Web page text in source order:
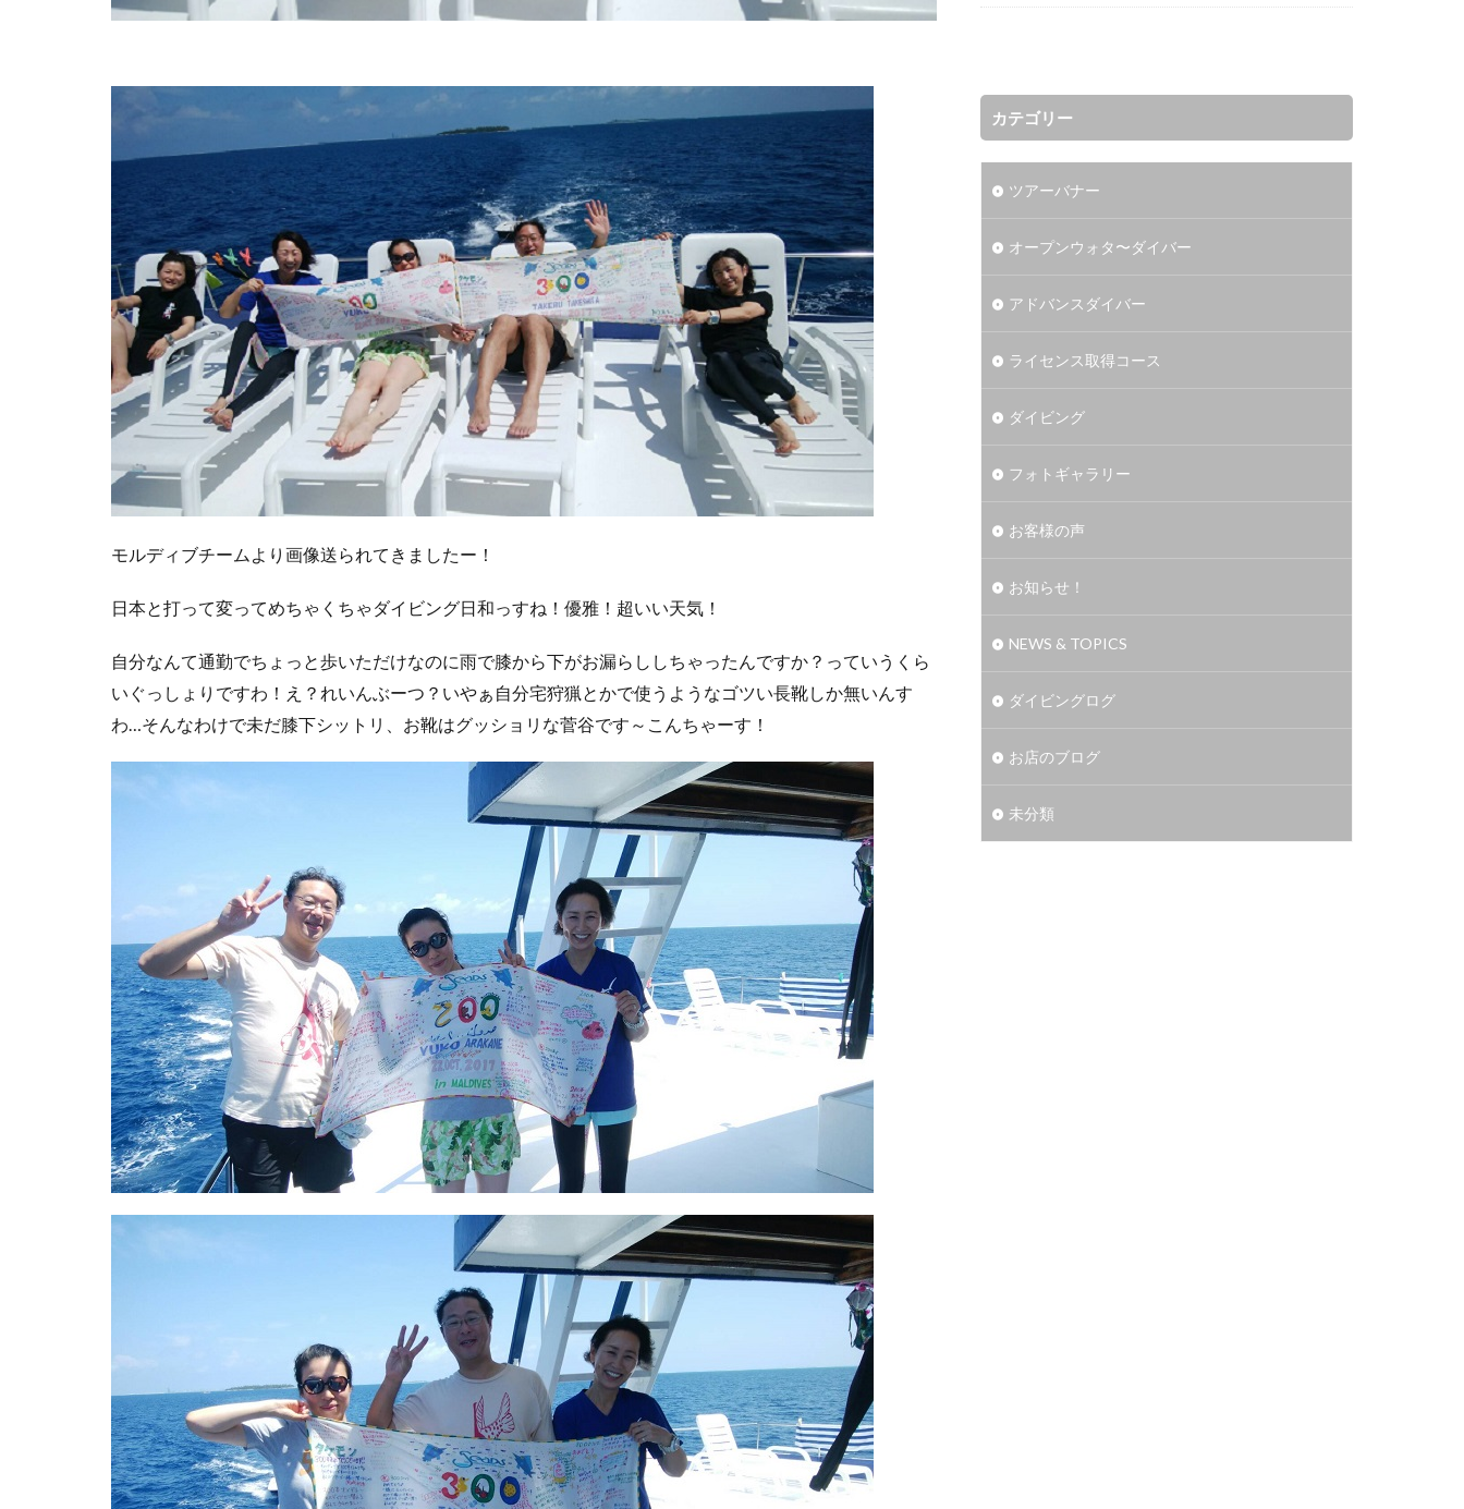
モルディブチームより画像送られてきましたー！
日本と打って変ってめちゃくちゃダイビング日和っすね！優雅！超いい天気！
自分なんて通勤でちょっと歩いただけなのに雨で膝から下がお漏らししちゃったんですか？っていうくら
いぐっしょりですわ！え？れいんぶーつ？いやぁ自分宅狩猟とかで使うようなゴツい長靴しか無いんす
わ…そんなわけで未だ膝下シットリ、お靴はグッショリな菅谷です～こんちゃーす！
カテゴリー
ツアーバナー
オープンウォタ〜ダイバー
アドバンスダイバー
ライセンス取得コース
ダイビング
フォトギャラリー
お客様の声
お知らせ！
NEWS & TOPICS
ダイビングログ
お店のブログ
未分類